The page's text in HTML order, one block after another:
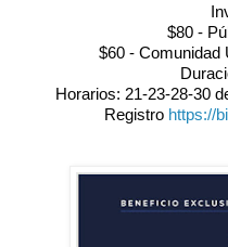
$80 -
$60 - Comunidad
Horarios: 21-23-28-30
Registro https://